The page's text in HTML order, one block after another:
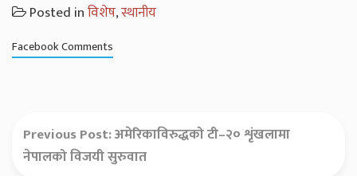
Posted inविशेष,स्थानीय
Facebook Comments
Previous Post:अमेरिकाविरुद्धको टी–२० शृंखलामा
नेपालको विजयी सुरुवात